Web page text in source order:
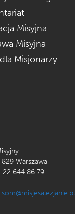
Misyjna
Misyjna
Misjonarzy
Warszawa
22 644 86 79
som@misjesalezjanie.pl